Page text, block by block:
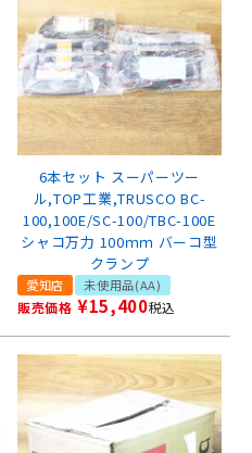
6本セット スーパーツー
ル,TOP工業,TRUSCO BC-
100,100E/SC-100/TBC-100E
シャコ万力 100ｍｍ バーコ型
クランプ
愛知店 未使用品(AA)
販売価格 ¥15,400税込